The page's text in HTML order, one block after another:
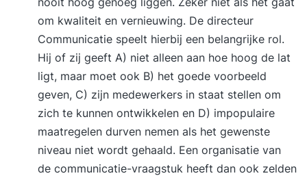
om kwaliteit en vernieuwing. De directeur
Communicatie speelt hierbij een belangrijke rol.
Hij of zij geeft A) niet alleen aan hoe hoog de lat
ligt, maar moet ook B) het goede voorbeeld
geven, C) zijn medewerkers in staat stellen om
zich te kunnen ontwikkelen en D) impopulaire
maatregelen durven nemen als het gewenste
niveau niet wordt gehaald. Een organisatie van
de communicatie-vraagstuk heeft dan ook zelden